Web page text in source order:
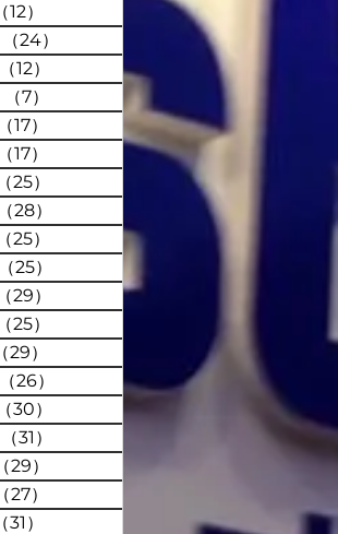
（12）
（24）
（12）
12件の記事
（7）
7件の記事
（17）
17件の記事
（17）
17件の記事
（25）
（28）
（25）
25件の記事
（25）
25件の記事
（29）
29件の記事
（25）
（29）
（26）
26件の記事
（30）
30件の記事
（31）
（29）
（27）
（31）